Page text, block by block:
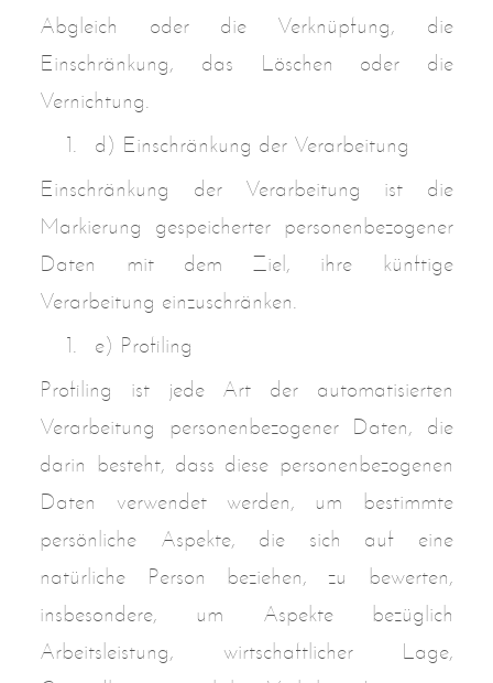
Abgleich oder die Verknüpfung, die
Einschränkung, das Löschen oder die
Vernichtung.
d) Einschränkung der Verarbeitung
Einschränkung der Verarbeitung ist die
Markierung gespeicherter personenbezogener
Daten mit dem Ziel, ihre künftige
Verarbeitung einzuschränken.
e) Profiling
Profiling ist jede Art der automatisierten
Verarbeitung personenbezogener Daten, die
darin besteht, dass diese personenbezogenen
Daten verwendet werden, um bestimmte
persönliche Aspekte, die sich auf eine
natürliche Person beziehen, zu bewerten,
insbesondere, um Aspekte bezüglich
Arbeitsleistung, wirtschaftlicher Lage,